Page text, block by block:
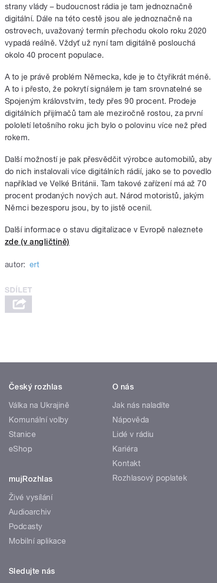
strany vlády – budoucnost rádia je tam jednoznačně
digitální. Dále na této cestě jsou ale jednoznačně na
ostrovech, uvažovaný termín přechodu okolo roku 2020
vypadá reálně. Vždyť už nyní tam digitálně poslouchá
okolo 40 procent populace.
A to je právě problém Německa, kde je to čtyřikrát méně.
A to i přesto, že pokrytí signálem je tam srovnatelné se
Spojeným královstvím, tedy přes 90 procent. Prodeje
digitálních přijímačů tam ale meziročně rostou, za první
pololetí letošního roku jich bylo o polovinu více než před
rokem.
Další možností je pak přesvědčit výrobce automobilů, aby
do nich instalovali více digitálních rádií, jako se to povedlo
například ve Velké Británii. Tam takové zařízení má až 70
procent prodaných nových aut. Národ motoristů, jakým
Němci bezesporu jsou, by to jistě ocenil.
Další informace o stavu digitalizace v Evropě naleznete
zde (v angličtině)
autor: ert
Český rozhlas
Válka na Ukrajině
Komunální volby
Stanice
eShop
mujRozhlas
Živé vysílání
Audioarchiv
Podcasty
Mobilní aplikace
O nás
Jak nás naladíte
Nápověda
Lidé v rádiu
Kariéra
Kontakt
Rozhlasový poplatek
Sledujte nás